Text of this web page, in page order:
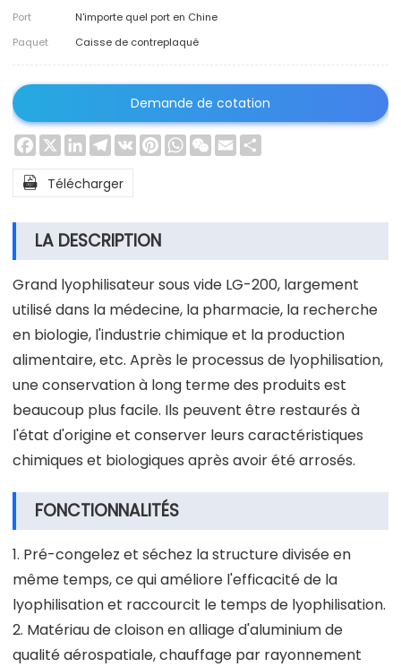
Port
N'importe quel port en Chine
Paquet
Caisse de contreplaqué
Demande de cotation
Facebook
X LinkedInTelegram
VK PinterestWhatsApp
WeChat
Email
 Télécharger
LA DESCRIPTION
Grand lyophilisateur sous vide LG-200, largement
utilisé dans la médecine, la pharmacie, la recherche
en biologie, l'industrie chimique et la production
alimentaire, etc. Après le processus de lyophilisation,
une conservation à long terme des produits est
beaucoup plus facile. Ils peuvent être restaurés à
l'état d'origine et conserver leurs caractéristiques
chimiques et biologiques après avoir été arrosés.
FONCTIONNALITÉS
1. Pré-congelez et séchez la structure divisée en
même temps, ce qui améliore l'efficacité de la
lyophilisation et raccourcit le temps de lyophilisation.
2. Matériau de cloison en alliage d'aluminium de
qualité aérospatiale, chauffage par rayonnement